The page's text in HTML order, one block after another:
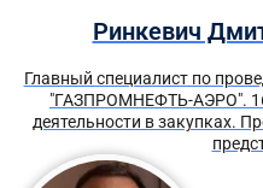
Ринкевич
Главный специалист по
"ГАЗПРОМНЕФТЬ-АЭРО".
деятельности в закупках.